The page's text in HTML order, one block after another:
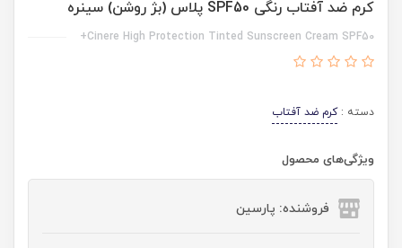
کرم ضد آفتاب رنگی SPF50 پلاس (بژ روشن) سینره
Cinere High Protection Tinted Sunscreen Cream SPF50+
دسته :کرم ضد آفتاب
ویژگی‌های محصول
فروشنده: پارسین